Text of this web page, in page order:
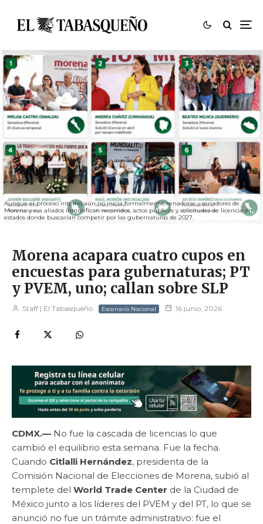
Aunque el proceso interno aún no inicia formalmente, senadoras y senadores de
Morena y sus aliados intensifican recorridos, actos públicos y solicitudes de licencia en
estados donde buscarían competir por las gubernaturas de 2027.
Morena acapara cuatro cupos en
encuestas para gubernaturas; PT
y PVEM, uno; callan sobre SLP
Staff | El Tabasqueño Escenario Nacional 16 junio, 2026
CDMX.— No fue la cascada de licencias lo que
cambió el equilibrio esta semana. Fue la fecha.
Cuando Citlalli Hernández, presidenta de la
Comisión Nacional de Elecciones de Morena, subió al
templete del World Trade Center de la Ciudad de
México junto a los líderes del PVEM y del PT, lo que se
anunció no fue un trámite administrativo: fue el